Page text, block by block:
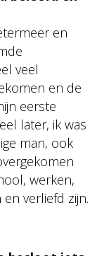
en
veel
en de
eerste
later, ik was
man, ook
werken,
verliefd zijn.